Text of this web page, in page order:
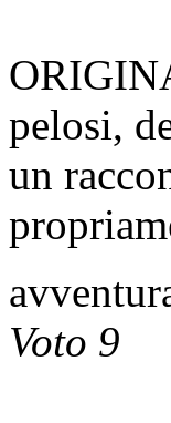
pelosi,
un
Voto 9